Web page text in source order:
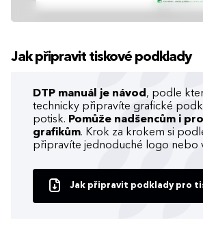
Jak připravit tiskové podklady
DTP manuál je návod , podle
technicky připravíte grafické
potisk. Pomůže nadšencům i
grafikům. Krok za krokem si
připravíte jednoduché logo nebo
Jak připravit podklady pro